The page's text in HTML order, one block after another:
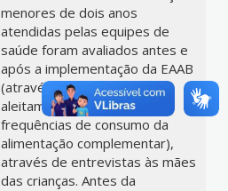
menores de dois anos
atendidas pelas equipes de
saúde foram avaliados antes e
após a implementação da EAAB
(através de indicadores de
aleitamento materno e de
frequências de consumo da
alimentação complementar),
através de entrevistas às mães
das crianças. Antes da